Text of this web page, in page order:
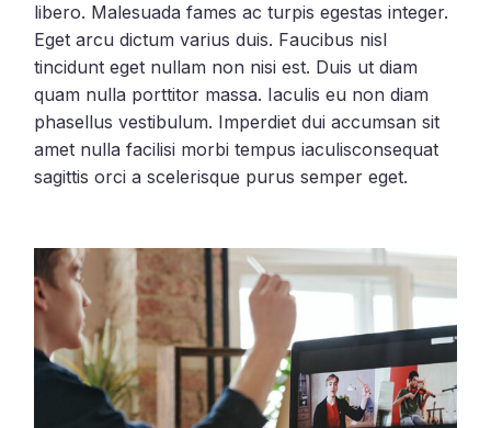
libero. Malesuada fames ac turpis egestas integer.
Eget arcu dictum varius duis. Faucibus nisl
tincidunt eget nullam non nisi est. Duis ut diam
quam nulla porttitor massa. Iaculis eu non diam
phasellus vestibulum. Imperdiet dui accumsan sit
amet nulla facilisi morbi tempus iaculisconsequat
sagittis orci a scelerisque purus semper eget.